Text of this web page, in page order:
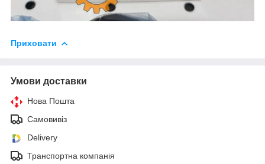
Приховати
Умови доставки
Нова Пошта
Самовивіз
Delivery
Транспортна компанія